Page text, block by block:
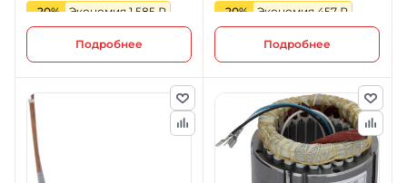
-20%
Экономия 1 585 ₽
Подробнее
-20%
Экономия 457 ₽
Подробнее